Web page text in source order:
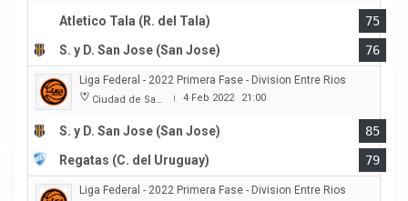
Atletico Tala (R. del Tala)
75
S. y D. San Jose (San Jose)
76
Liga Federal - 2022 Primera Fase - Division Entre Rios
Ciudad de San Jose | 4 Feb 2022 21:00
S. y D. San Jose (San Jose)
85
Regatas (C. del Uruguay)
79
Liga Federal - 2022 Primera Fase - Division Entre Rios